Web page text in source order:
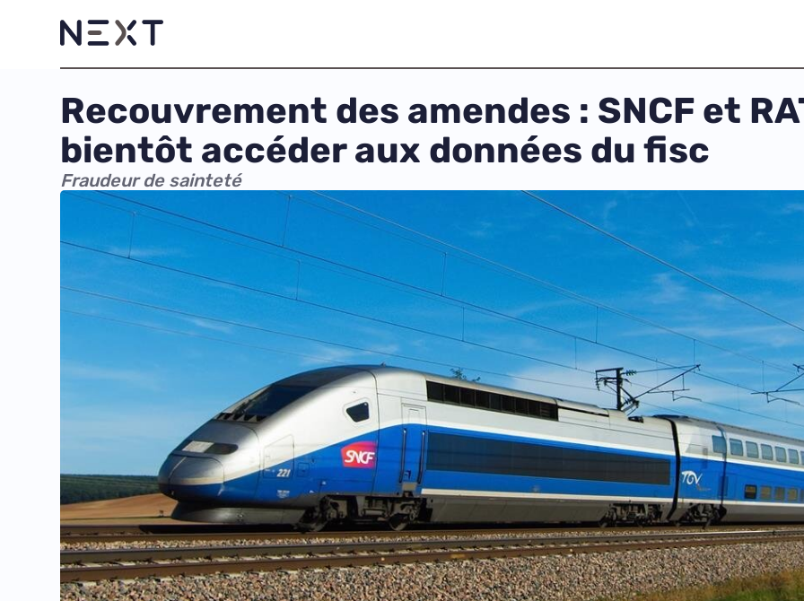
Recouvrement des amendes : SNCF et
bientôt accéder aux données du fisc
Fraudeur de sainteté